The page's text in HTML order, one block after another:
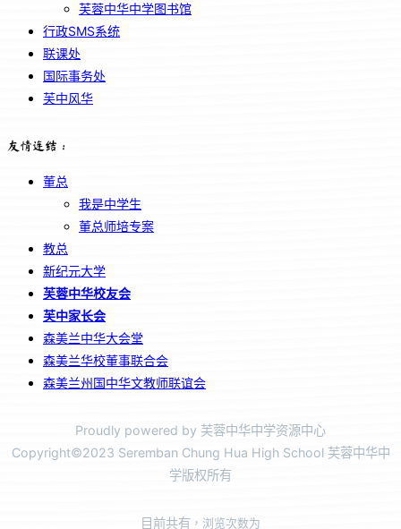
芙蓉中华中学图书馆
行政SMS系统
联课处
国际事务处
芙中风华
友情连结：
董总
我是中学生
董总师培专案
教总
新纪元大学
芙蓉中华校友会
芙中家长会
森美兰中华大会堂
森美兰华校董事联合会
森美兰州国中华文教师联谊会
Proudly powered by 芙蓉中华中学资源中心
Copyright©2023 Seremban Chung Hua High School 芙蓉中华中
学版权所有
目前共有 ，浏览次数为